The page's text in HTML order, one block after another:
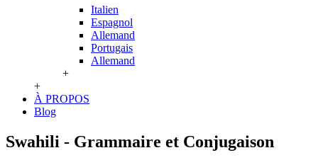
Italien
Espagnol
Allemand
Portugais
Allemand
+
+
À PROPOS
Blog
Swahili - Grammaire et Conjugaison